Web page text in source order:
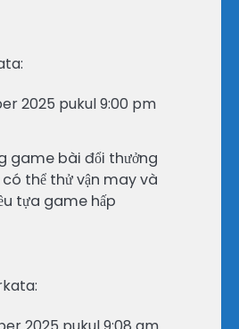
2025 pukul 9:00 pm
game bài đổi thưởng
có thể thử vận may và
tựa game hấp